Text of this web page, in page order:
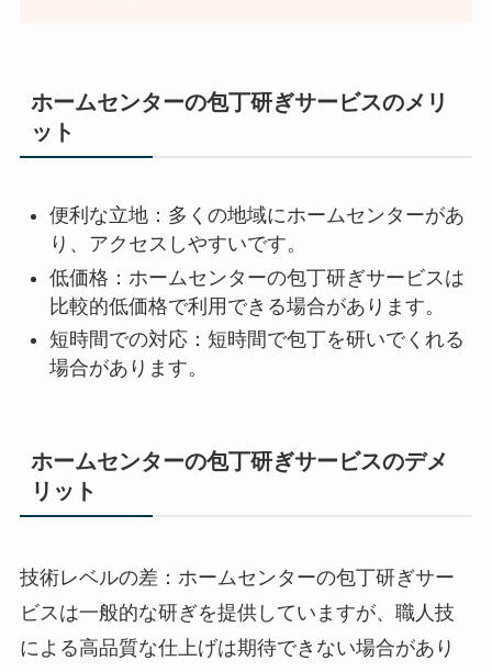
ホームセンターの包丁研ぎサービスのメリ
ット
便利な立地：多くの地域にホームセンターがあ
り、アクセスしやすいです。
低価格：ホームセンターの包丁研ぎサービスは
比較的低価格で利用できる場合があります。
短時間での対応：短時間で包丁を研いでくれる
場合があります。
ホームセンターの包丁研ぎサービスのデメ
リット
技術レベルの差：ホームセンターの包丁研ぎサー
ビスは一般的な研ぎを提供していますが、職人技
による高品質な仕上げは期待できない場合があり